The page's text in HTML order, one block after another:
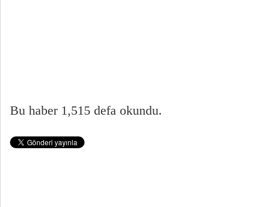
Bu haber 1,515 defa okundu.